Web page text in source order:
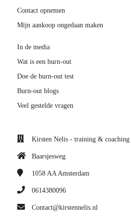
Contact opnemen
Mijn aankoop ongedaan maken
In de media
Wat is een burn-out
Doe de burn-out test
Burn-out blogs
Veel gestelde vragen
Kirsten Nelis - training & coaching
Baarsjesweg
1058 AA Amsterdam
0614380096
Contact@kirstennelis.nl